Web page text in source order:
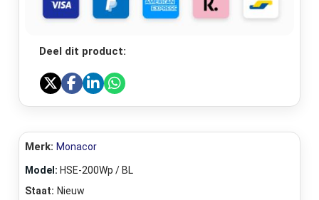
Deel dit product:
Merk: Monacor
Model: HSE-200Wp / BL
Staat: Nieuw